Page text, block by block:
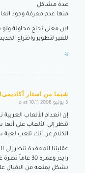
عدة مشاكل
منها عدم معرفة وجود
لان معنى نجاح محاولة
للغير لتطوير واختراع الجديد
رد
شيما من استار أكاديمى4
says:
5 يونيو 2008 at 10:11 م
إن انعدام الألعاب العربية
تنظر إلى الألعاب على
الكلام عن أنك تلعب
عقليتنا المعقدة تنظر
رايدر وعمره 30
بشكل يمنعه من الاقبال